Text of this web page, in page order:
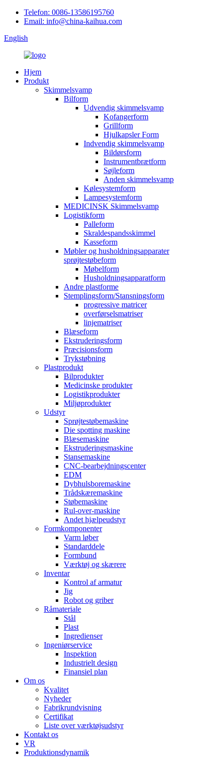
Telefon: 0086-13586195760
Email: info@china-kaihua.com
English
Hjem
Produkt
Skimmelsvamp
Bilform
Udvendig skimmelsvamp
Kofangerform
Grillform
Hjulkapsler Form
Indvendig skimmelsvamp
Bildørsform
Instrumentbrætform
Søjleform
Anden skimmelsvamp
Kølesystemform
Lampesystemform
MEDICINSK Skimmelsvamp
Logistikform
Palleform
Skraldespandsskimmel
Kasseform
Møbler og husholdningsapparater
sprøjtestøbeform
Møbelform
Husholdningsapparatform
Andre plastforme
Stemplingsform/Stansningsform
progressive matricer
overførselsmatriser
linjematriser
Blæseform
Ekstruderingsform
Præcisionsform
Trykstøbning
Plastprodukt
Bilprodukter
Medicinske produkter
Logistikprodukter
Miljøprodukter
Udstyr
Sprøjtestøbemaskine
Die spotting maskine
Blæsemaskine
Ekstruderingsmaskine
Stansemaskine
CNC-bearbejdningscenter
EDM
Dybhulsboremaskine
Trådskæremaskine
Støbemaskine
Rul-over-maskine
Andet hjælpeudstyr
Formkomponenter
Varm løber
Standarddele
Formbund
Værktøj og skærere
Inventar
Kontrol af armatur
Jig
Robot og griber
Råmateriale
Stål
Plast
Ingredienser
Ingeniørservice
Inspektion
Industrielt design
Finansiel plan
Om os
Kvalitet
Nyheder
Fabrikrundvisning
Certifikat
Liste over værktøjsudstyr
Kontakt os
VR
Produktionsdynamik